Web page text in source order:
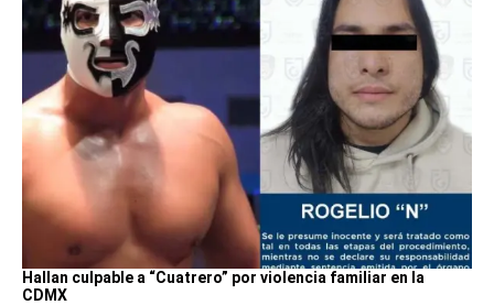
Hallan culpable a “Cuatrero” por violencia familiar en la
CDMX